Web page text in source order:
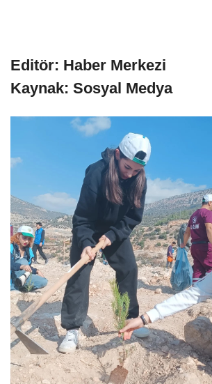
Editör: Haber Merkezi
Kaynak: Sosyal Medya